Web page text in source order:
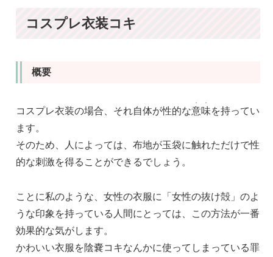
コスプレ衣装コキ
概要
コスプレ衣装の場合、それ自体が性的な意
・
味
・
を持ってい
ます。
そのため、人によっては、布地が玉袋に触れただけで性
的な刺激を得ることができるでしょう。
ことに私のような、女性の衣服に「女性の抜け殻」のよ
うな印象を持っている人間にとっては、この方法が一番
効果的な気がします。
かわいい衣服を陰嚢コキなんかに使ってしまっている罪